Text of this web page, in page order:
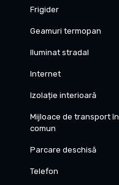
Frigider
Geamuri termopan
Iluminat stradal
Internet
Izolație interioară
Mijloace de transport în
comun
Parcare deschisă
Telefon